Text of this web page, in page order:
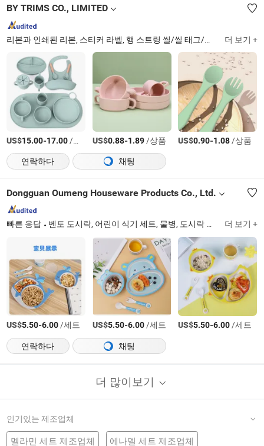
BY TRIMS CO., LIMITED
리본과 인쇄된 리본, 스티커 라벨, 행 스트링 씰/씰 태그/행 태그 스트링, 직조 라벨, 면 테이프, 고무줄, 손톱 파일, 랜야드, 버튼, 지퍼 더 보기 +
US$15.00-17.00/상품 US$0.88-1.89/상품 US$0.90-1.08/상품
연락하다
채팅
Dongguan Oumeng Houseware Products Co., Ltd.
빠른 응답 벤토 도시락, 어린이 식기 세트, 물병, 도시락 가방, 보관 상자, 멜라민 제품, 음식 용기, 젓가락, 벤토 더 보기 +
US$5.50-6.00/세트 US$5.50-6.00/세트 US$5.50-6.00/세트
연락하다
채팅
더 많이보기
인기있는 제조업체
멜라민 세트 제조업체 에나멜 세트 제조업체